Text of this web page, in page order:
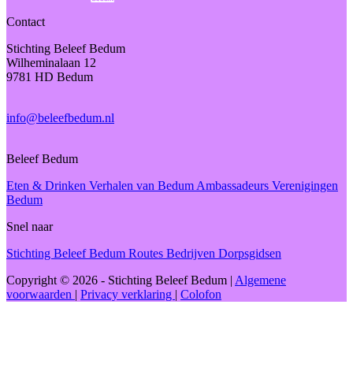
Contact
Stichting Beleef Bedum
Wilheminalaan 12
9781 HD Bedum
info@beleefbedum.nl
Beleef Bedum
Eten & Drinken Verhalen van BedumAmbassadeurs Verenigingen
Bedum
Snel naar
Stichting Beleef Bedum Routes Bedrijven Dorpsgidsen
Copyright © 2026 - Stichting Beleef Bedum | Algemene
voorwaarden | Privacy verklaring | Colofon